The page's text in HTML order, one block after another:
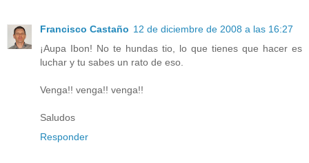
Francisco Castaño 12 de diciembre de 2008 a las 16:27
¡Aupa Ibon! No te hundas tio, lo que tienes que hacer es
luchar y tu sabes un rato de eso.
Venga!! venga!! venga!!
Saludos
Responder